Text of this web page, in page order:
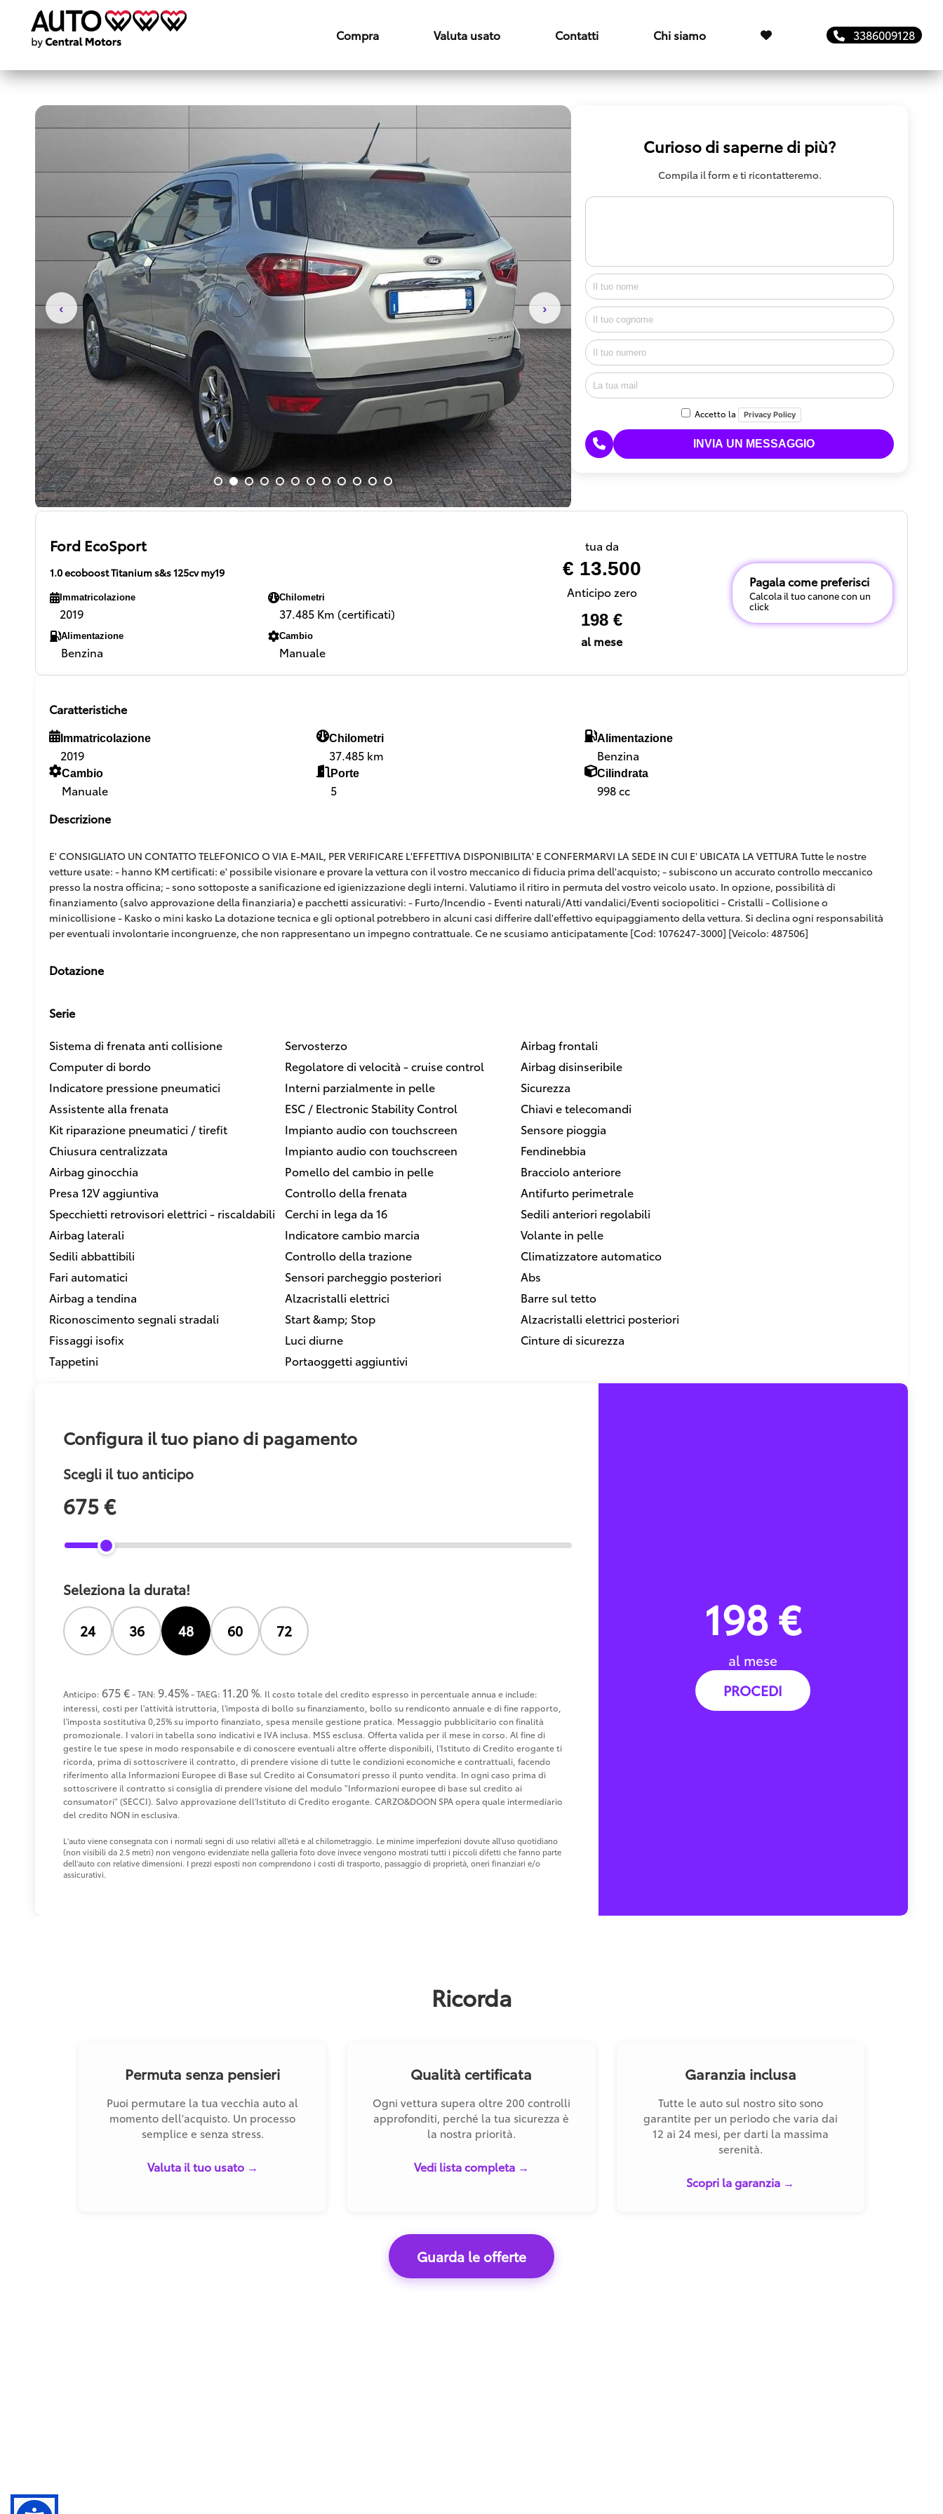
Compra Valuta usato Contatti Chi siamo 3386009128
Curioso di saperne di più?
Compila il form e ti ricontatteremo.
Accetto la Privacy Policy
Ford EcoSport
1.0 ecoboost Titanium s&s 125cv my19
Immatricolazione
2019
Chilometri
37.485 Km (certificati)
Alimentazione
Benzina
Cambio
Manuale
tua da
€ 13.500
Anticipo zero
198 €
al mese
Pagala come preferisci
Calcola il tuo canone con un
click
Caratteristiche
Immatricolazione
2019
Chilometri
37.485 km
Alimentazione
Benzina
Cambio
Manuale
Porte
5
Cilindrata
998 cc
Descrizione
E' CONSIGLIATO UN CONTATTO TELEFONICO O VIA E-MAIL, PER VERIFICARE L'EFFETTIVA DISPONIBILITA' E CONFERMARVI LA SEDE IN CUI E' UBICATA LA VETTURA Tutte le nostre
vetture usate: - hanno KM certificati: e' possibile visionare e provare la vettura con il vostro meccanico di fiducia prima dell'acquisto; - subiscono un accurato controllo meccanico
presso la nostra officina; - sono sottoposte a sanificazione ed igienizzazione degli interni. Valutiamo il ritiro in permuta del vostro veicolo usato. In opzione, possibilità di
finanziamento (salvo approvazione della finanziaria) e pacchetti assicurativi: - Furto/Incendio - Eventi naturali/Atti vandalici/Eventi sociopolitici - Cristalli - Collisione o
minicollisione - Kasko o mini kasko La dotazione tecnica e gli optional potrebbero in alcuni casi differire dall'effettivo equipaggiamento della vettura. Si declina ogni responsabilità
per eventuali involontarie incongruenze, che non rappresentano un impegno contrattuale. Ce ne scusiamo anticipatamente [Cod: 1076247-3000] [Veicolo: 487506]
Dotazione
Serie
Sistema di frenata anti collisione
Computer di bordo
Indicatore pressione pneumatici
Assistente alla frenata
Kit riparazione pneumatici / tirefit
Chiusura centralizzata
Airbag ginocchia
Presa 12V aggiuntiva
Specchietti retrovisori elettrici - riscaldabili
Airbag laterali
Sedili abbattibili
Fari automatici
Airbag a tendina
Riconoscimento segnali stradali
Fissaggi isofix
Tappetini
Servosterzo
Regolatore di velocità - cruise control
Interni parzialmente in pelle
ESC / Electronic Stability Control
Impianto audio con touchscreen
Impianto audio con touchscreen
Pomello del cambio in pelle
Controllo della frenata
Cerchi in lega da 16
Indicatore cambio marcia
Controllo della trazione
Sensori parcheggio posteriori
Alzacristalli elettrici
Start &amp; Stop
Luci diurne
Portaoggetti aggiuntivi
Airbag frontali
Airbag disinseribile
Sicurezza
Chiavi e telecomandi
Sensore pioggia
Fendinebbia
Bracciolo anteriore
Antifurto perimetrale
Sedili anteriori regolabili
Volante in pelle
Climatizzatore automatico
Abs
Barre sul tetto
Alzacristalli elettrici posteriori
Cinture di sicurezza
Configura il tuo piano di pagamento
Scegli il tuo anticipo
675 €
Seleziona la durata!
24 36 48 60 72
Anticipo: 675 €- TAN: 9.45%- TAEG: 11.20 %. Il costo totale del credito espresso in percentuale annua e include:
interessi, costi per l'attività istruttoria, l'imposta di bollo su finanziamento, bollo su rendiconto annuale e di fine rapporto,
l'imposta sostitutiva 0,25% su importo finanziato, spesa mensile gestione pratica. Messaggio pubblicitario con finalità
promozionale. I valori in tabella sono indicativi e IVA inclusa. MSS esclusa. Offerta valida per il mese in corso. Al fine di
gestire le tue spese in modo responsabile e di conoscere eventuali altre offerte disponibili, l'Istituto di Credito erogante ti
ricorda, prima di sottoscrivere il contratto, di prendere visione di tutte le condizioni economiche e contrattuali, facendo
riferimento alla Informazioni Europee di Base sul Credito ai Consumatori presso il punto vendita. In ogni caso prima di
sottoscrivere il contratto si consiglia di prendere visione del modulo "Informazioni europee di base sul credito ai
consumatori" (SECCI). Salvo approvazione dell'Istituto di Credito erogante. CARZO&DOON SPA opera quale intermediario
del credito NON in esclusiva.
L'auto viene consegnata con i normali segni di uso relativi all'età e al chilometraggio. Le minime imperfezioni dovute all'uso quotidiano
(non visibili da 2.5 metri) non vengono evidenziate nella galleria foto dove invece vengono mostrati tutti i piccoli difetti che fanno parte
dell'auto con relative dimensioni. I prezzi esposti non comprendono i costi di trasporto, passaggio di proprietà, oneri finanziari e/o
assicurativi.
198 €
al mese
PROCEDI
Ricorda
Permuta senza pensieri
Puoi permutare la tua vecchia auto al
momento dell'acquisto. Un processo
semplice e senza stress.
Valuta il tuo usato →
Qualità certificata
Ogni vettura supera oltre 200 controlli
approfonditi, perché la tua sicurezza è
la nostra priorità.
Vedi lista completa →
Garanzia inclusa
Tutte le auto sul nostro sito sono
garantite per un periodo che varia dai
12 ai 24 mesi, per darti la massima
serenità.
Scopri la garanzia →
Guarda le offerte